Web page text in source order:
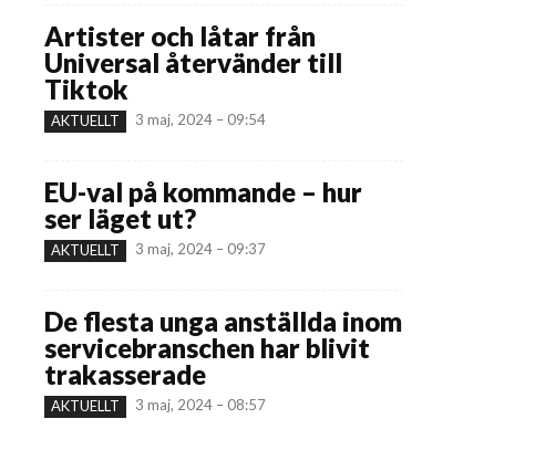
Artister och låtar från
Universal återvänder till
Tiktok
AKTUELLT 3 maj, 2024 – 09:54
EU-val på kommande – hur
ser läget ut?
AKTUELLT 3 maj, 2024 – 09:37
De flesta unga anställda inom
servicebranschen har blivit
trakasserade
AKTUELLT 3 maj, 2024 – 08:57